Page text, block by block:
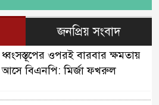
জনপ্রিয় সংবাদ
ধ্বংসস্তূপের ওপরই বারবার ক্ষমতায়
আসে বিএনপি: মির্জা ফখরুল